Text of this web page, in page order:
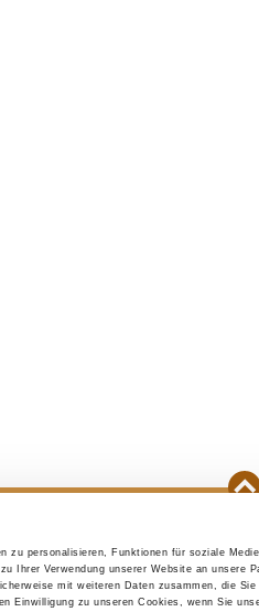
zu personalisieren, Funktionen für soziale
Ihrer Verwendung unserer Website an unsere
mit weiteren Daten zusammen, die
Einwilligung zu unseren Cookies, wenn Sie
Initial